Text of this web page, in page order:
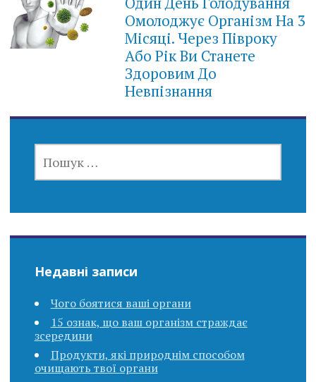
Омолоджує Організм На 3
Місяці. Через Півроку
Або Рік Ви Станете
Здоровим До
Невпізнання
Недавні записи
Чого боятися ваші органи
15 ознак, що ваш організм страждає
зсередини
Продукти, які природнім способом
очищають твої органи